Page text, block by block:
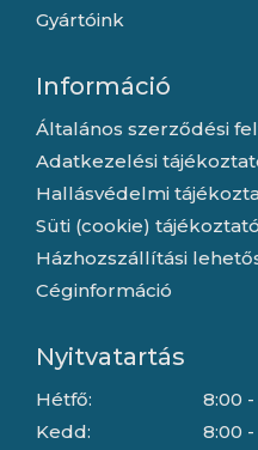
Gyártóink
Információ
Általános szerződési
Adatkezelési
Hallásvédelmi
Süti (cookie) tájékoztató
Házhozszállítási
Céginformáció
Nyitvatartás
Hétfő:
Kedd:
8:00 -
8:00 -